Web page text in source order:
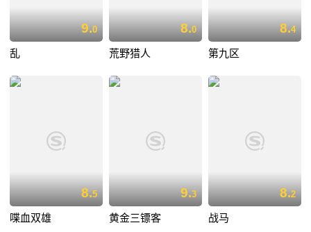
9.0
乱
8.0
荒野猎人
8.4
第九区
8.5
喋血双雄
9.3
黄金三镖客
8.2
战马